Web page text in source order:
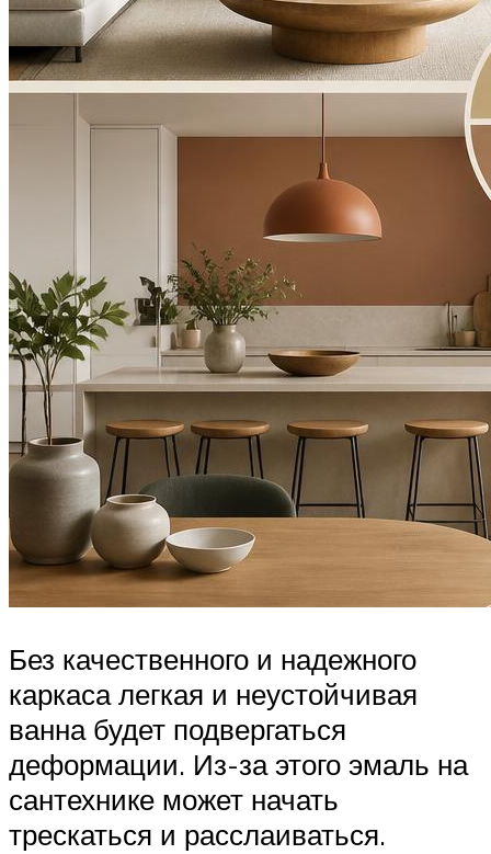
Без качественного и надежного
каркаса легкая и неустойчивая
ванна будет подвергаться
деформации. Из-за этого эмаль на
сантехнике может начать
трескаться и расслаиваться.